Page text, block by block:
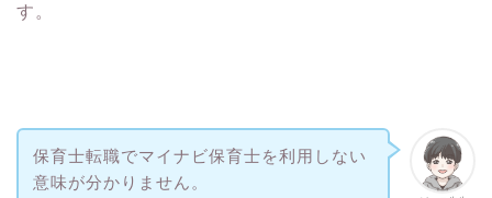
す。
保育士転職でマイナビ保育士を利用しない
意味が分かりません。